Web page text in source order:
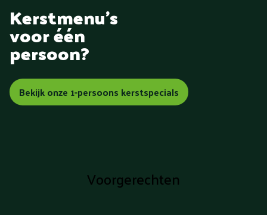
Kerstmenu's
voor één
persoon?
Bekijk onze 1-persoons kerstspecials
Voorgerechten